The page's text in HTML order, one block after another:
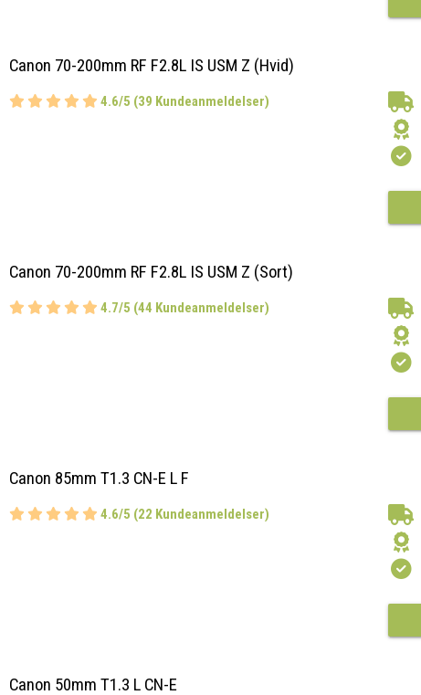
Canon 70-200mm RF F2.8L IS USM Z (Hvid)
4.6/5 (39 Kundeanmeldelser)
Canon 70-200mm RF F2.8L IS USM Z (Sort)
4.7/5 (44 Kundeanmeldelser)
Canon 85mm T1.3 CN-E L F
4.6/5 (22 Kundeanmeldelser)
Canon 50mm T1.3 L CN-E